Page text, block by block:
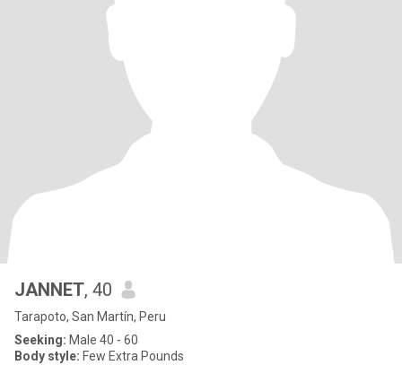
JANNET, 40
Tarapoto, San Martín, Peru
Seeking: Male 40 - 60
Body style: Few Extra Pounds